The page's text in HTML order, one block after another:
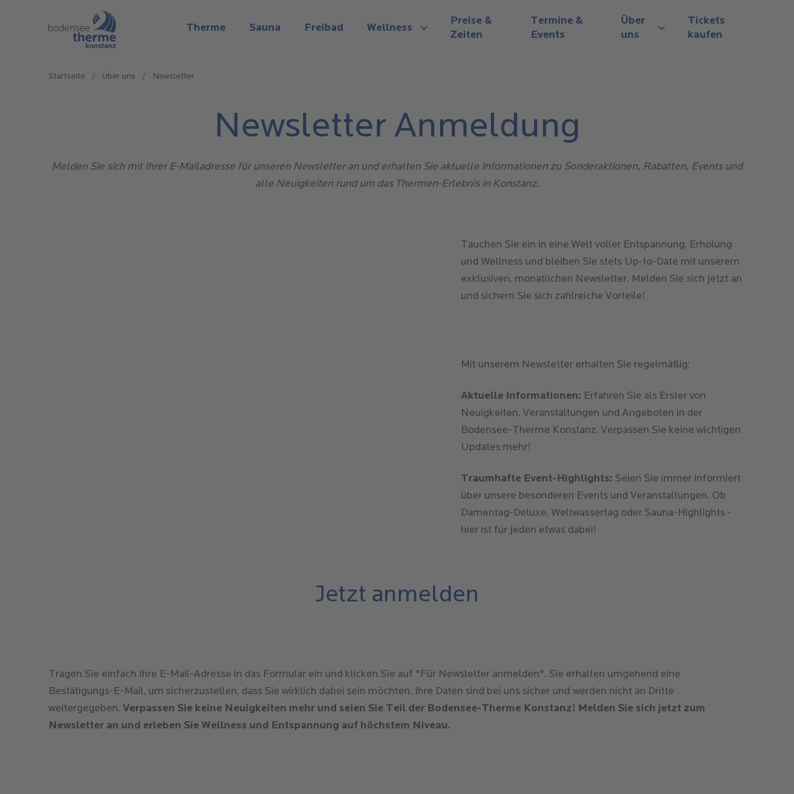
Main
Therme Sauna Freibad Wellness
View submenu
Preise &
Zeiten
Termine &
Events
Über
uns
View submenu
Tickets
kaufen
Pfadnavigation
Startseite / Über uns / Newsletter
Newsletter Anmeldung
Melden Sie sich mit Ihrer E-Mailadresse für unseren Newsletter an und erhalten Sie aktuelle Informationen zu Sonderaktionen, Rabatten, Events und
alle Neuigkeiten rund um das Thermen-Erlebnis in Konstanz.
Tauchen Sie ein in eine Welt voller Entspannung, Erholung
und Wellness und bleiben Sie stets Up-to-Date mit unserem
exklusiven, monatlichen Newsletter. Melden Sie sich jetzt an
und sichern Sie sich zahlreiche Vorteile!
Mit unserem Newsletter erhalten Sie regelmäßig:
Aktuelle Informationen: Erfahren Sie als Erster von
Neuigkeiten, Veranstaltungen und Angeboten in der
Bodensee-Therme Konstanz. Verpassen Sie keine wichtigen
Updates mehr!
Traumhafte Event-Highlights: Seien Sie immer informiert
über unsere besonderen Events und Veranstaltungen. Ob
Damentag-Deluxe, Weltwassertag oder Sauna-Highlights -
hier ist für jeden etwas dabei!
Jetzt anmelden
Tragen Sie einfach Ihre E-Mail-Adresse in das Formular ein und klicken Sie auf "Für Newsletter anmelden". Sie erhalten umgehend eine
Bestätigungs-E-Mail, um sicherzustellen, dass Sie wirklich dabei sein möchten. Ihre Daten sind bei uns sicher und werden nicht an Dritte
weitergegeben. Verpassen Sie keine Neuigkeiten mehr und seien Sie Teil der Bodensee-Therme Konstanz! Melden Sie sich jetzt zum
Newsletter an und erleben Sie Wellness und Entspannung auf höchstem Niveau.